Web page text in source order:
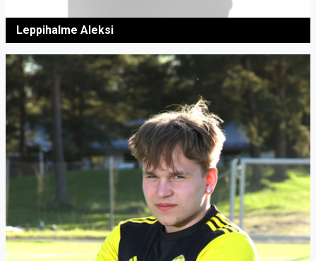
Leppihalme Aleksi